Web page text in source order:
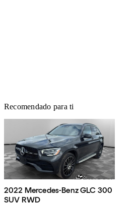
Recomendado para ti
2022 Mercedes-Benz GLC 300
SUV RWD